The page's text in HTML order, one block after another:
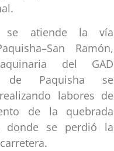
se atiende la vía
Ramón,
del GAD
de Paquisha se
labores de
de la quebrada
donde se perdió la